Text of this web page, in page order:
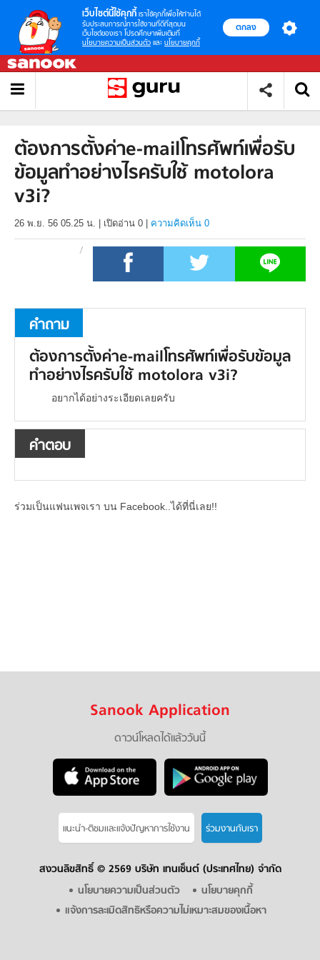
เว็บไซต์นี้ใช้คุกกี้ เราใช้คุกกี้เพื่อให้ท่านได้
รับประสบการณ์การใช้งานที่ดีที่สุดบน
เว็บไซต์ของเรา โปรดศึกษาเพิ่มเติมที่
นโยบายความเป็นส่วนตัว และ นโยบายคุกกี้
ตกลง
ต้องการตั้งค่าe-mailโทรศัพท์เพื่อรับ
ข้อมูลทำอย่างไรครับใช้ motolora
v3i?
26 พ.ย. 56 05.25 น. เปิดอ่าน 0 ความคิดเห็น 0
คำถาม
ต้องการตั้งค่าe-mailโทรศัพท์เพื่อรับข้อมูล
ทำอย่างไรครับใช้ motolora v3i?
อยากได้อย่างระเอียดเลยครับ
คำตอบ
ร่วมเป็นแฟนเพจเรา บน Facebook..ได้ที่นี่เลย!!
Sanook Application
ดาวน์โหลดได้แล้ววันนี้
แนะนำ-ติชมเเละแจ้งปัญหาการใช้งาน ร่วมงานกับเรา
สงวนลิขสิทธิ์ © 2569 บริษัท เทนเซ็นต์ (ประเทศไทย) จำกัด
นโยบายความเป็นส่วนตัว
นโยบายคุกกี้
แจ้งการละเมิดสิทธิหรือความไม่เหมาะสมของเนื้อหา